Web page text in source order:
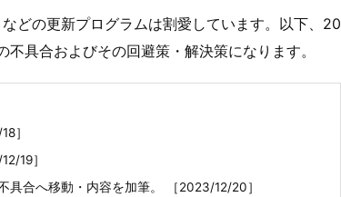
どの更新プログラムは割愛しています。以下、20
具合およびその回避策・解決策になります。
］
19］
合へ移動・内容を加筆。 ［2023/12/20］